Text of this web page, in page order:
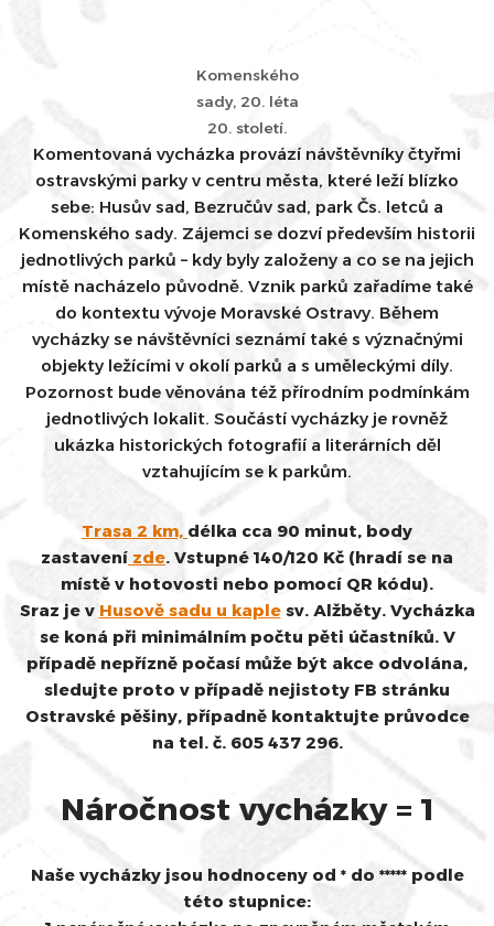
Komenského
sady, 20. léta
20. století.
Komentovaná vycházka provází návštěvníky čtyřmi
ostravskými parky v centru města, které leží blízko
sebe: Husův sad, Bezručův sad, park Čs. letců a
Komenského sady. Zájemci se dozví především historii
jednotlivých parků – kdy byly založeny a co se na jejich
místě nacházelo původně. Vznik parků zařadíme také
do kontextu vývoje Moravské Ostravy. Během
vycházky se návštěvníci seznámí také s význačnými
objekty ležícími v okolí parků a s uměleckými díly.
Pozornost bude věnována též přírodním podmínkám
jednotlivých lokalit. Součástí vycházky je rovněž
ukázka historických fotografií a literárních děl
vztahujícím se k parkům.
Trasa 2 km, délka cca 90 minut, body
zastavení zde. Vstupné 140/120 Kč (hradí se na
místě v hotovosti nebo pomocí QR kódu).
Sraz je v Husově sadu u kaplesv. Alžběty. Vycházka
se koná při minimálním počtu pěti účastníků. V
případě nepřízně počasí může být akce odvolána,
sledujte proto v případě nejistoty FB stránku
Ostravské pěšiny, případně kontaktujte průvodce
na tel. č. 605 437 296.
Náročnost vycházky = 1
Naše vycházky jsou hodnoceny od * do ***** podle
této stupnice: